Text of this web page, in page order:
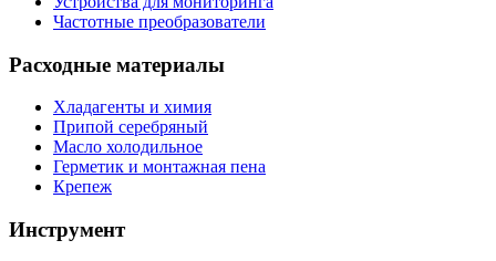
Частотные преобразователи
Расходные материалы
Хладагенты и химия
Припой серебряный
Масло холодильное
Герметик и монтажная пена
Крепеж
Инструмент